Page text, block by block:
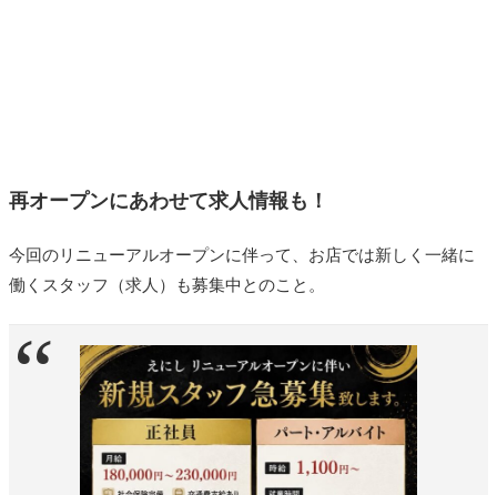
再オープンにあわせて求人情報も！
今回のリニューアルオープンに伴って、お店では新しく一緒に
働くスタッフ（求人）も募集中とのこと。